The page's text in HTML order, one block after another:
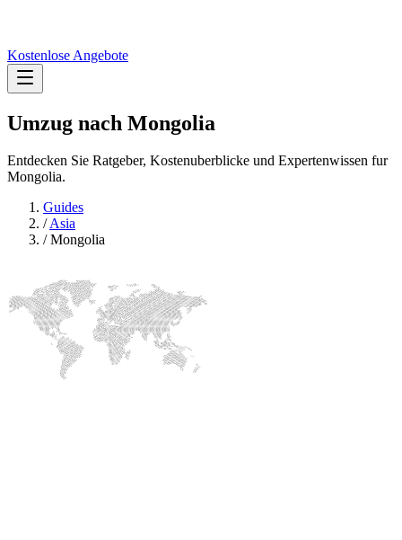
Kostenlose Angebote
Umzug nach Mongolia
Entdecken Sie Ratgeber, Kostenuberblicke und Expertenwissen fur
Mongolia.
Guides
/Asia
/Mongolia